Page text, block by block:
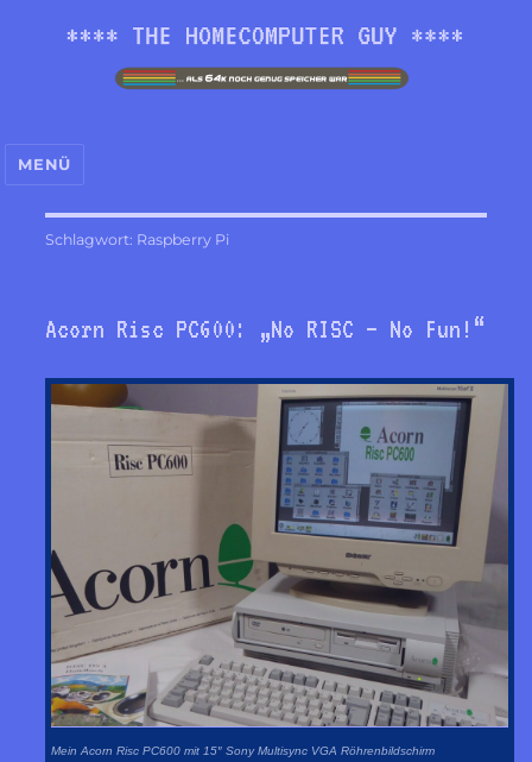
**** THE HOMECOMPUTER
GUY ****
MENÜ
Schlagwort: Raspberry Pi
Acorn Risc PC600: „No RISC – No Fun!“
Mein Acorn Risc PC600 mit 15″ Sony Multisync VGA Röhrenbildschirm